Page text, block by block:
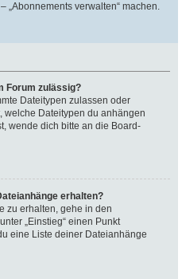
„Abonnements verwalten“ machen.
Forum zulässig?
Dateitypen zulassen oder
welche Dateitypen du anhängen
wende dich bitte an die Board-
erhalten?
zu erhalten, gehe in den
„Einstieg“ einen Punkt
eine Liste deiner Dateianhänge